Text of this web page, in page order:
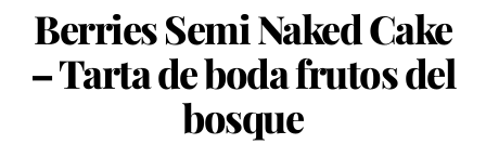
Berries Semi Naked Cake
– Tarta de boda frutos del
bosque